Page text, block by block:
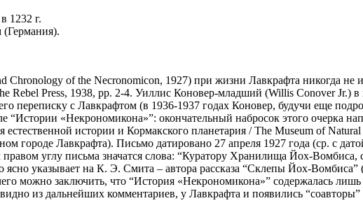
1232 г.
(Германия).
Chronology of the Necronomicon, 1927) при жизни Лавкрафта никогда не
Rebel Press, 1938, pp. 2-4. Уиллис Коновер-младший (Willis Conover Jr.)
переписку с Лавкрафтом (в 1936-1937 годах Коновер, будучи еще
“Истории «Некрономикона»”: окончательный набросок этого очерка
истории и Кормакского планетария / The Museum of
городе Лавкрафта). Письмо датировано 27 апреля 1927 года (ср. с
углу письма значатся слова: “Куратору Хранилища Йох-
ясно указывает на К. Э. Смита – автора рассказа “Склепы Йох-
можно заключить, что “История «Некрономикона»” содержалась
из дальнейших комментариев, у Лавкрафта и появились